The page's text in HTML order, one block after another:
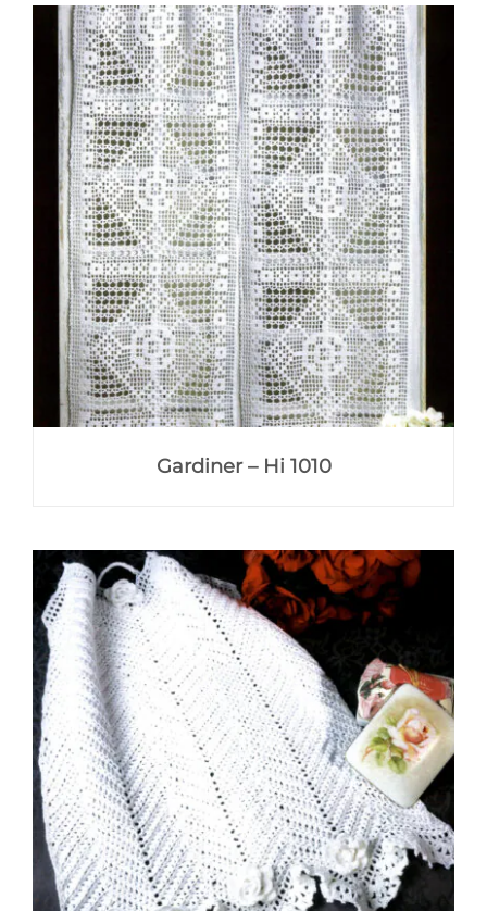
Gardiner – Hi 1010